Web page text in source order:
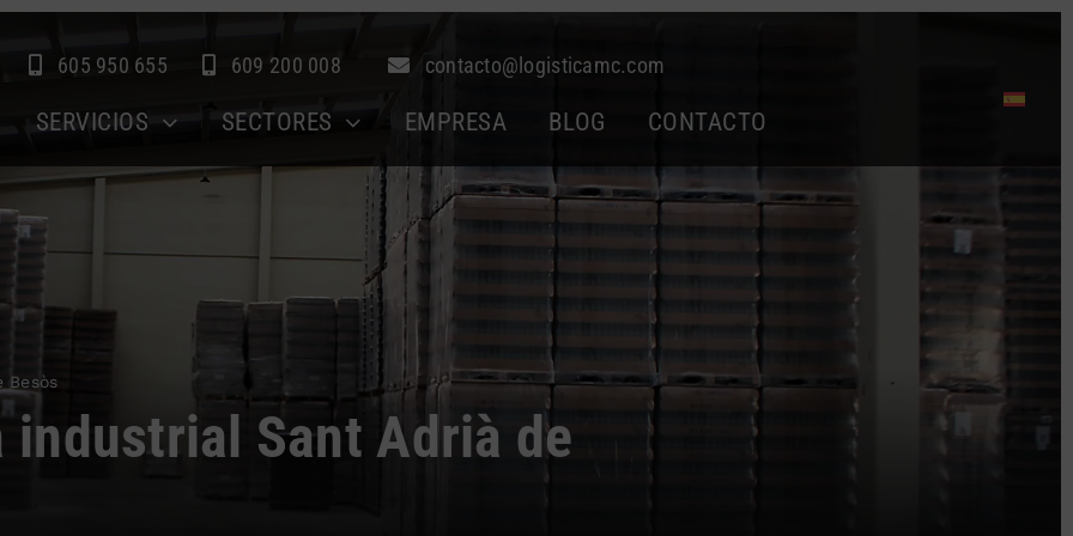
605 950 655 609 200 008 contacto@logisticamc.com
SERVICIOS SECTORES EMPRESA BLOG CONTACTO
Sant Adrià de